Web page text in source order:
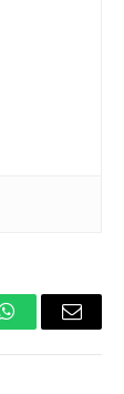
WhatsAppEmail